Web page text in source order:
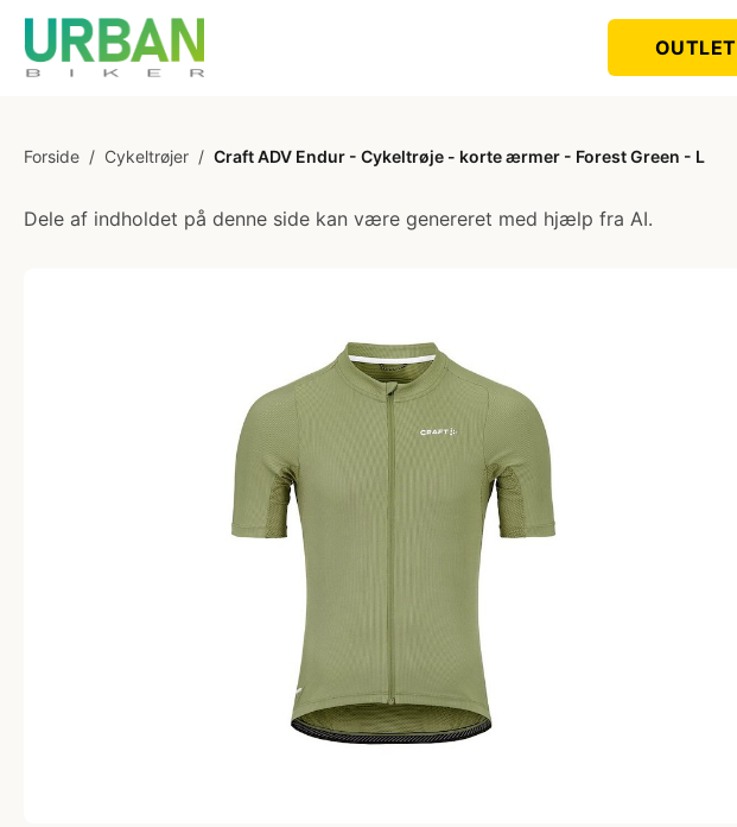
OUTLET
Forside / Cykeltrøjer / Craft ADV Endur - Cykeltrøje - korte ærmer - Forest Green - L
Dele af indholdet på denne side kan være genereret med hjælp fra AI.